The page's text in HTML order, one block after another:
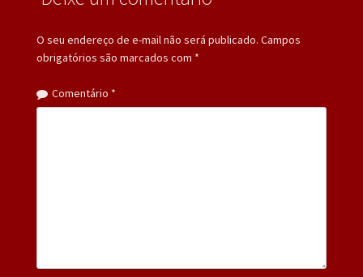
O seu endereço de e-mail não será publicado. Campos
obrigatórios são marcados com *
Comentário *